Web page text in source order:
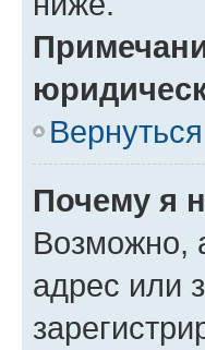
Почему я
Возможно,
адрес или